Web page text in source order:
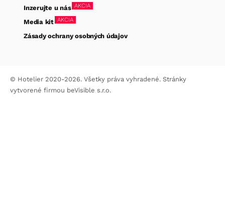
Inzerujte u nás AKCIA
Media kit AKCIA
Zásady ochrany osobných údajov
© Hotelier 2020-2026. Všetky práva vyhradené. Stránky
vytvorené firmou beVisible s.r.o.